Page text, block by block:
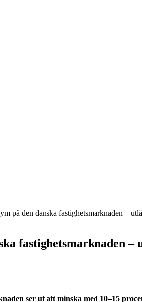
på den danska fastighetsmarknaden –
fastighetsmarknaden
ser ut att minska med 10–15